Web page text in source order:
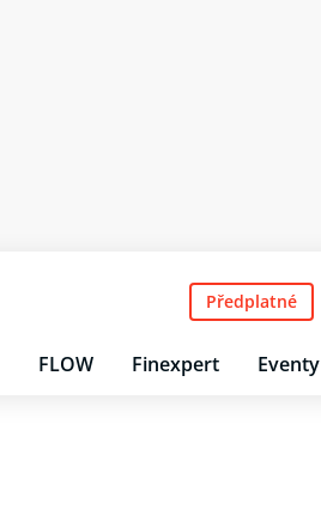
FLOW Finexpert Eventy
Předplatné